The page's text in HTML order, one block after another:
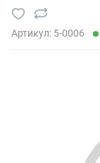
Артикул: 5-0006